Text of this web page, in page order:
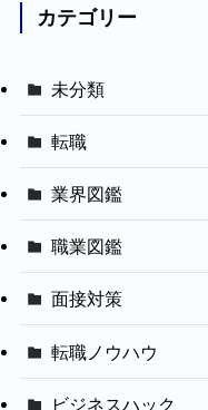
カテゴリー
未分類
転職
業界図鑑
職業図鑑
面接対策
転職ノウハウ
ビジネスハック